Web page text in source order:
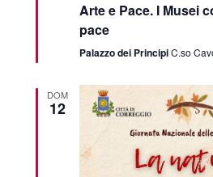
Arte e Pace. I Musei
pace
Palazzo dei PrincipiC.so
DOM
12